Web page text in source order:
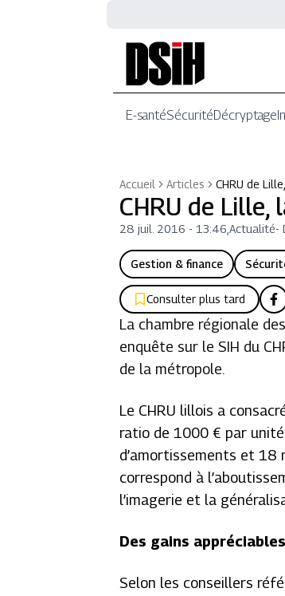
E-santéSécuritéDécryptage
Accueil
Articles CHRU de
CHRU de Lille,
28 juil. 2016 - 13:46 ,Actualité-
Gestion & finance
Consulter plus tard
La chambre régionale
enquête sur le SIH du
de la métropole.
Le CHRU lillois a
ratio de 1000 € par
d’amortissements et 18
correspond à
l’imagerie et la
Des gains appréciables
Selon les conseillers